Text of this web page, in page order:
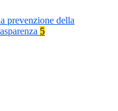
prevenzione della
5